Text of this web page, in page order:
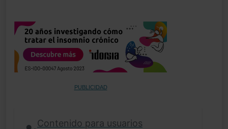
PUBLICIDAD
Contenido para usuarios